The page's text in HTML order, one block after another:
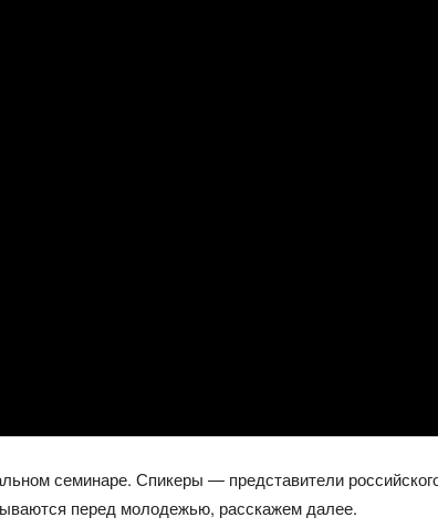
семинаре. Спикеры — представители
перед молодежью, расскажем далее.